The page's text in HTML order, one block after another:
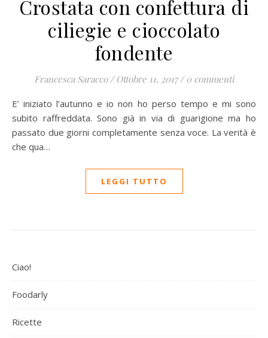
Crostata con confettura di
ciliegie e cioccolato
fondente
Francesca Saracco / Ottobre 11, 2017 / 0 commenti
E’ iniziato l’autunno e io non ho perso tempo e mi sono
subito raffreddata. Sono già in via di guarigione ma ho
passato due giorni completamente senza voce. La verità è
che qua…
LEGGI TUTTO
Ciao!
Foodarly
Ricette